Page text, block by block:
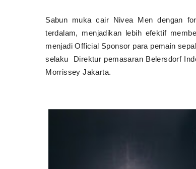
Sabun muka cair Nivea Men dengan
terdalam, menjadikan lebih efektif
menjadi Official Sponsor para pemain
selaku Direktur pemasaran Belersdorf
Morrissey Jakarta.